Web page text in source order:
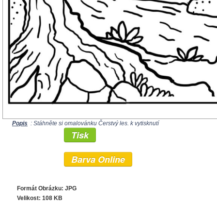
Popis : Stáhněte si omalovánku Čerstvý les. k vytisknutí
Tisk
Barva Online
Formát Obrázku: JPG
Velikost: 108 KB